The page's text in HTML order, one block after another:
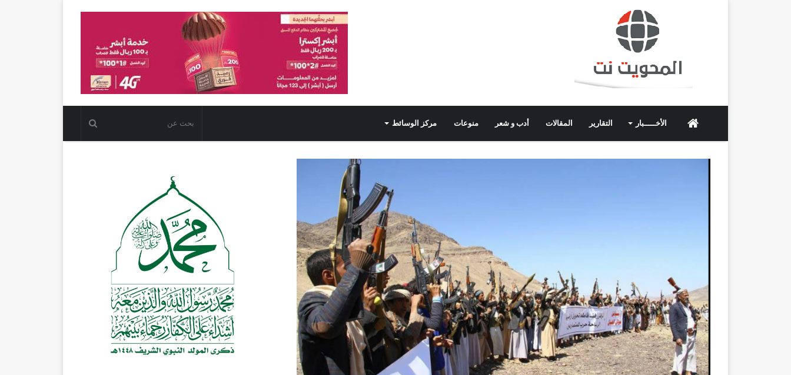
الرئيسيةالأخـــــبار التقارير المقالات أدب و شعر منوعات مركز الوسائط